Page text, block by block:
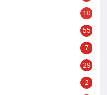
10
55
7
29
2